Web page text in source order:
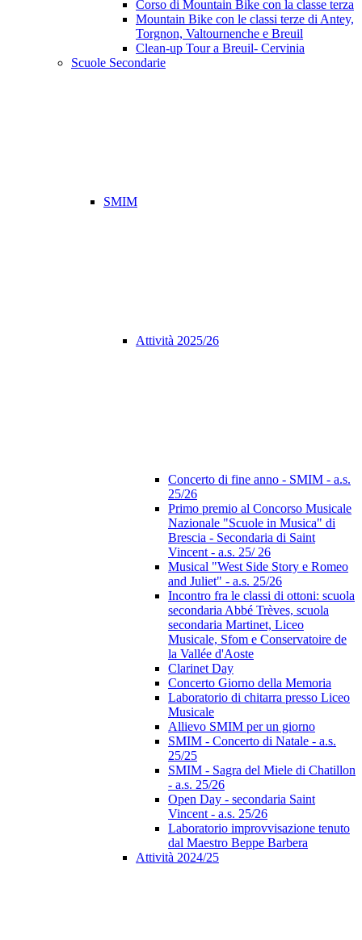
Corso di Mountain Bike con la classe terza
Mountain Bike con le classi terze di Antey,
Torgnon, Valtournenche e Breuil
Clean-up Tour a Breuil- Cervinia
Scuole Secondarie
SMIM
Attività 2025/26
Concerto di fine anno - SMIM - a.s.
25/26
Primo premio al Concorso Musicale
Nazionale "Scuole in Musica" di
Brescia - Secondaria di Saint
Vincent - a.s. 25/ 26
Musical "West Side Story e Romeo
and Juliet" - a.s. 25/26
Incontro fra le classi di ottoni: scuola
secondaria Abbé Trèves, scuola
secondaria Martinet, Liceo
Musicale, Sfom e Conservatoire de
la Vallée d'Aoste
Clarinet Day
Concerto Giorno della Memoria
Laboratorio di chitarra presso Liceo
Musicale
Allievo SMIM per un giorno
SMIM - Concerto di Natale - a.s.
25/25
SMIM - Sagra del Miele di Chatillon
- a.s. 25/26
Open Day - secondaria Saint
Vincent - a.s. 25/26
Laboratorio improvvisazione tenuto
dal Maestro Beppe Barbera
Attività 2024/25